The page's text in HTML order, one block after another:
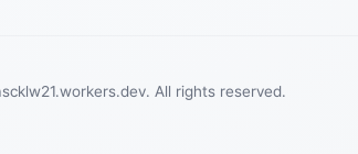
All rights reserved.